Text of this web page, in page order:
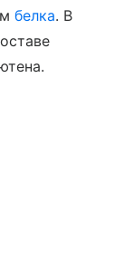
белка. В